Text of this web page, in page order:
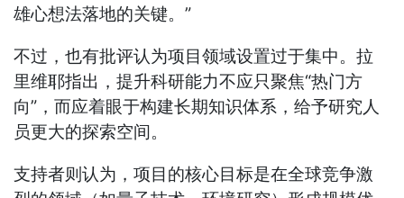
雄心想法落地的关键。”
不过，也有批评认为项目领域设置过于集中。拉
里维耶指出，提升科研能力不应只聚焦“热门方
向”，而应着眼于构建长期知识体系，给予研究人
员更大的探索空间。
支持者则认为，项目的核心目标是在全球竞争激